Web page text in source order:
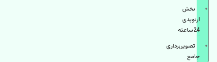
بخش
ارتوپدی
24ساعته
تصویربرداری
جامع